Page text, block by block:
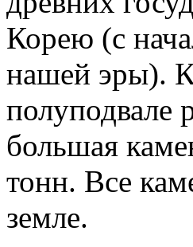
Корею (с
нашей эры).
полуподвале
большая
тонн. Все
земле.